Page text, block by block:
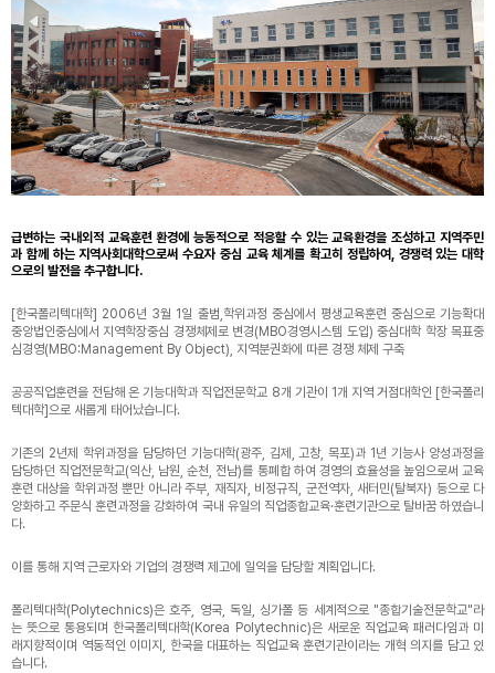
급변하는 국내외적 교육훈련 환경에 능동적으로 적응할 수 있는 교육환경을 조성하고 지역주민
과 함께 하는 지역사회대학으로써 수요자 중심 교육 체계를 확고히 정립하여, 경쟁력 있는 대학
으로의 발전을 추구합니다.
[한국폴리텍대학] 2006년 3월 1일 출범,학위과정 중심에서 평생교육훈련 중심으로 기능확대
중앙법인중심에서 지역학장중심 경쟁체제로 변경(MBO경영시스템 도입) 중심대학 학장 목표중
심경영(MBO:Management By Object), 지역분권화에 따른 경쟁 체제 구축
공공직업훈련을 전담해 온 기능대학과 직업전문학교 8개 기관이 1개 지역 거점대학인 [한국폴리
텍대학]으로 새롭게 태어났습니다.
기존의 2년제 학위과정을 담당하던 기능대학(광주, 김제, 고창, 목포)과 1년 기능사 양성과정을
담당하던 직업전문학교(익산, 남원, 순천, 전남)를 통폐합 하여 경영의 효율성을 높임으로써 교육
훈련 대상을 학위과정 뿐만 아니라 주부, 재직자, 비정규직, 군전역자, 새터민(탈북자) 등으로 다
양화하고 주문식 훈련과정을 강화하여 국내 유일의 직업종합교육·훈련기관으로 탈바꿈 하였습니
다.
이를 통해 지역 근로자와 기업의 경쟁력 제고에 일익을 담당할 계획입니다.
폴리텍대학(Polytechnics)은 호주, 영국, 독일, 싱가폴 등 세계적으로 "종합기술전문학교"라
는 뜻으로 통용되며 한국폴리텍대학(Korea Polytechnic)은 새로운 직업교육 패러다임과 미
래지향적이며 역동적인 이미지, 한국을 대표하는 직업교육 훈련기관이라는 개혁 의지를 담고 있
습니다.